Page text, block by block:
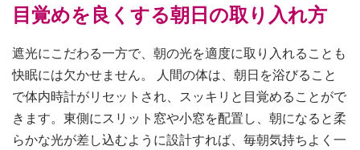
目覚めを良くする朝日の取り入れ方
遮光にこだわる一方で、朝の光を適度に取り入れることも
快眠には欠かせません。 人間の体は、朝日を浴びること
で体内時計がリセットされ、スッキリと目覚めることがで
きます。東側にスリット窓や小窓を配置し、朝になると柔
らかな光が差し込むように設計すれば、毎朝気持ちよく一